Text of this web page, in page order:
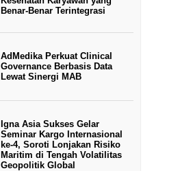
Benar-Benar Terintegrasi
AdMedika Perkuat Clinical
Governance Berbasis Data
Lewat Sinergi MAB
Igna Asia Sukses Gelar
Seminar Kargo Internasional
ke-4, Soroti Lonjakan Risiko
Maritim di Tengah Volatilitas
Geopolitik Global